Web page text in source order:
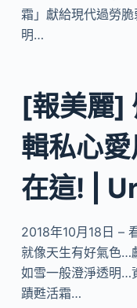
霜」獻給現代過勞
明…
[報美麗]
輯私心
在這! |
2018年10月18日 –
就像天生有好氣色…
如雪一般澄淨透明…
蹟甦活霜…